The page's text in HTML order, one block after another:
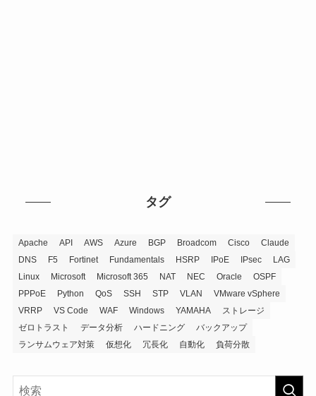
タグ
Apache API AWS Azure BGP Broadcom Cisco
Claude
DNS
F5 Fortinet Fundamentals HSRP IPoE IPsec
LAG
Linux
Microsoft Microsoft 365 NAT NEC Oracle
OSPF
PPPoE
Python QoS SSH STP VLAN
VMware vSphere
VRRP
VS Code WAF Windows YAMAHA
ストレージ
ゼロトラスト
データ分析 ハードニング
バックアップ
ランサムウェア対策
仮想化 冗長化 自動化 負荷分散